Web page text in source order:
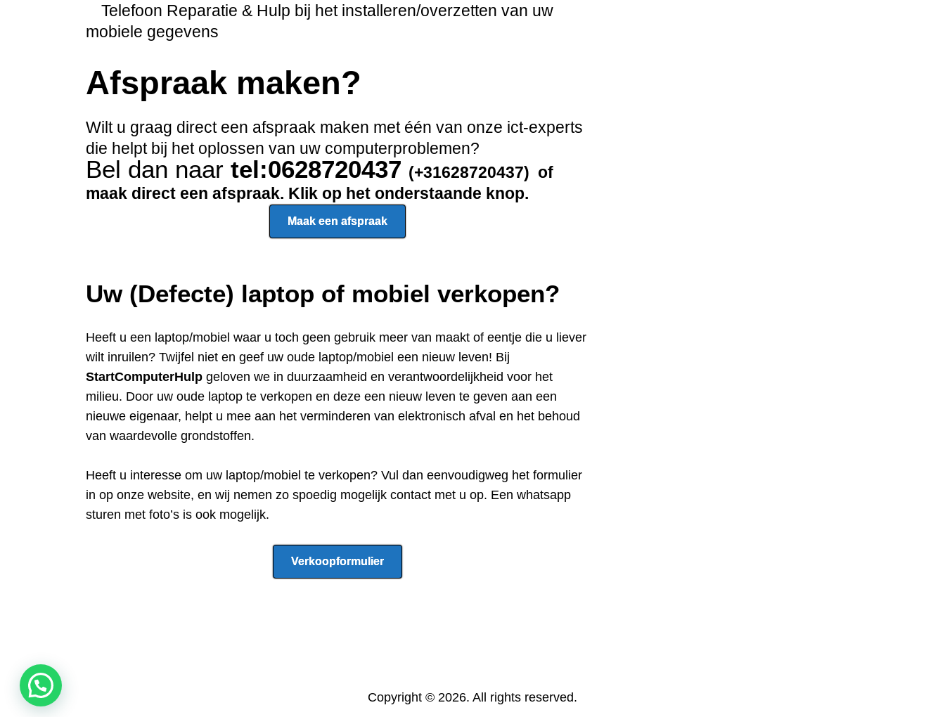
Telefoon Reparatie & Hulp bij het installeren/overzetten van uw
mobiele gegevens
Afspraak maken?
Wilt u graag direct een afspraak maken met één van onze ict-experts
die helpt bij het oplossen van uw computerproblemen?
Bel dan naar tel:0628720437 (+31628720437) of
maak direct een afspraak. Klik op het onderstaande knop.
Maak een afspraak
Uw (Defecte) laptop of mobiel verkopen?
Heeft u een laptop/mobiel waar u toch geen gebruik meer van maakt of eentje die u liever
wilt inruilen? Twijfel niet en geef uw oude laptop/mobiel een nieuw leven! Bij
StartComputerHulp geloven we in duurzaamheid en verantwoordelijkheid voor het
milieu. Door uw oude laptop te verkopen en deze een nieuw leven te geven aan een
nieuwe eigenaar, helpt u mee aan het verminderen van elektronisch afval en het behoud
van waardevolle grondstoffen.
Heeft u interesse om uw laptop/mobiel te verkopen? Vul dan eenvoudigweg het formulier
in op onze website, en wij nemen zo spoedig mogelijk contact met u op. Een whatsapp
sturen met foto’s is ook mogelijk.
Verkoopformulier
Copyright © 2026. All rights reserved.